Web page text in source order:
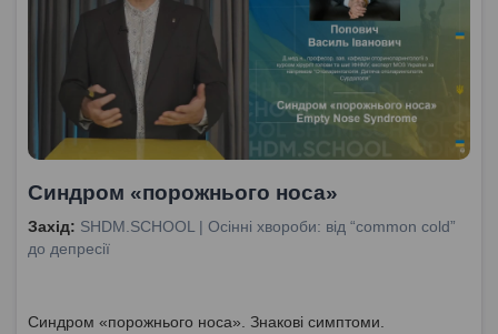
Синдром «порожнього носа»
Захід: SHDM.SCHOOL | Осінні хвороби: від “common cold”
до депресії
Синдром «порожнього носа». Знакові симптоми.